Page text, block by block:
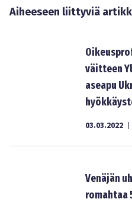
Aiheeseen liittyviä
väitteen
aseapu
03.03.2022 |
Venäjän
romahtaa